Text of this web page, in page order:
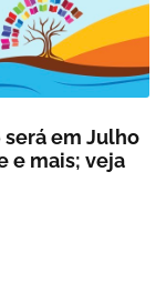
será em Julho
e mais; veja